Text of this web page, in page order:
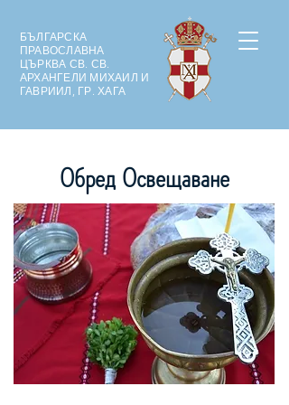
БЪЛГАРСКА
ПРАВОСЛАВНА
ЦЪРКВА СВ. СВ.
АРХАНГЕЛИ МИХАИЛ И
ГАВРИИЛ, ГР. ХАГА
Обред Освещаване